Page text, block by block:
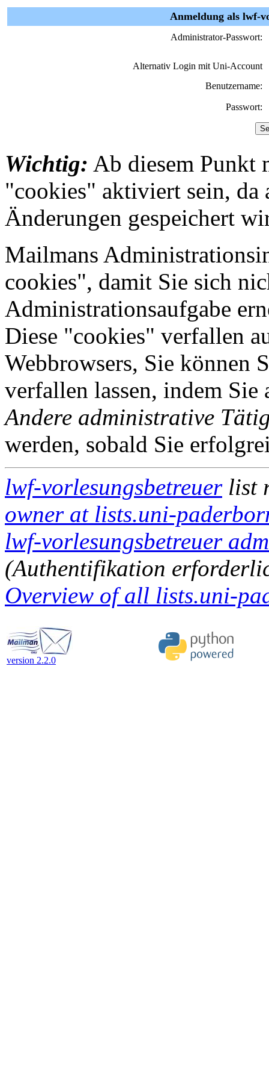
Anmeldung als lwf-
Administrator-Passwort:
Alternativ Login mit Uni-Account
Benutzername:
Passwort:
Wichtig: Ab diesem Punkt
"cookies" aktiviert sein, da
Änderungen gespeichert
Mailmans
cookies", damit Sie sich
Administrationsaufgabe
Diese "cookies" verfallen
Webbrowsers, Sie können
verfallen lassen, indem
Andere administrative
werden, sobald Sie
lwf-vorlesungsbetreuerlist
owner at lists.uni-
lwf-vorlesungsbetreuer
(Authentifikation
Overview of all lists.uni-
version 2.2.0